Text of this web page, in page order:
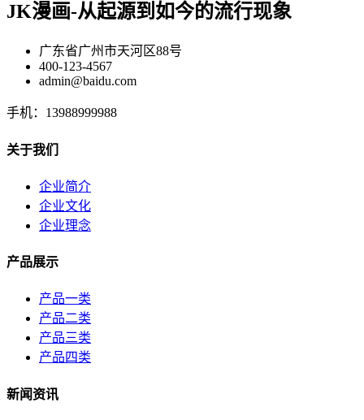
JK漫画-从起源到如今的流行现象
广东省广州市天河区88号
400-123-4567
admin@baidu.com
手机：13988999988
关于我们
企业简介
企业文化
企业理念
产品展示
产品一类
产品二类
产品三类
产品四类
新闻资讯